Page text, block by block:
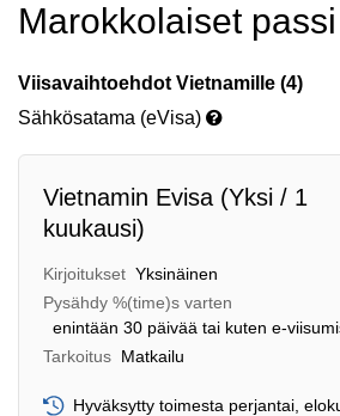
Marokkolaiset passi
Viisavaihtoehdot Vietnamille (4)
Sähkösatama (eVisa)
Vietnamin Evisa (Yksi / 1
kuukausi)
Kirjoitukset Yksinäinen
Pysähdy %(time)s varten
enintään 30 päivää tai kuten e-
Tarkoitus Matkailu
Hyväksytty toimesta perjantai,